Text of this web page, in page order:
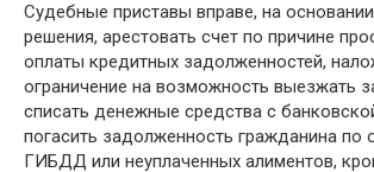
Судебные приставы вправе, на
решения, арестовать счет по причине
оплаты кредитных задолженностей,
ограничение на возможность выезжать
списать денежные средства с
погасить задолженность гражданина по
ГИБДД или неуплаченных алиментов,